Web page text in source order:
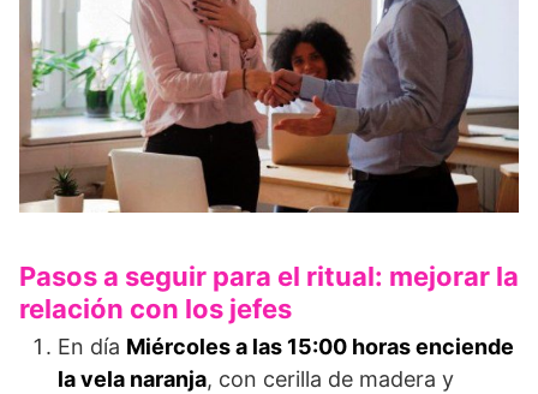
Pasos a seguir para el ritual: mejorar la
relación con los jefes
En día Miércoles a las 15:00 horas enciende
la vela naranja, con cerilla de madera y